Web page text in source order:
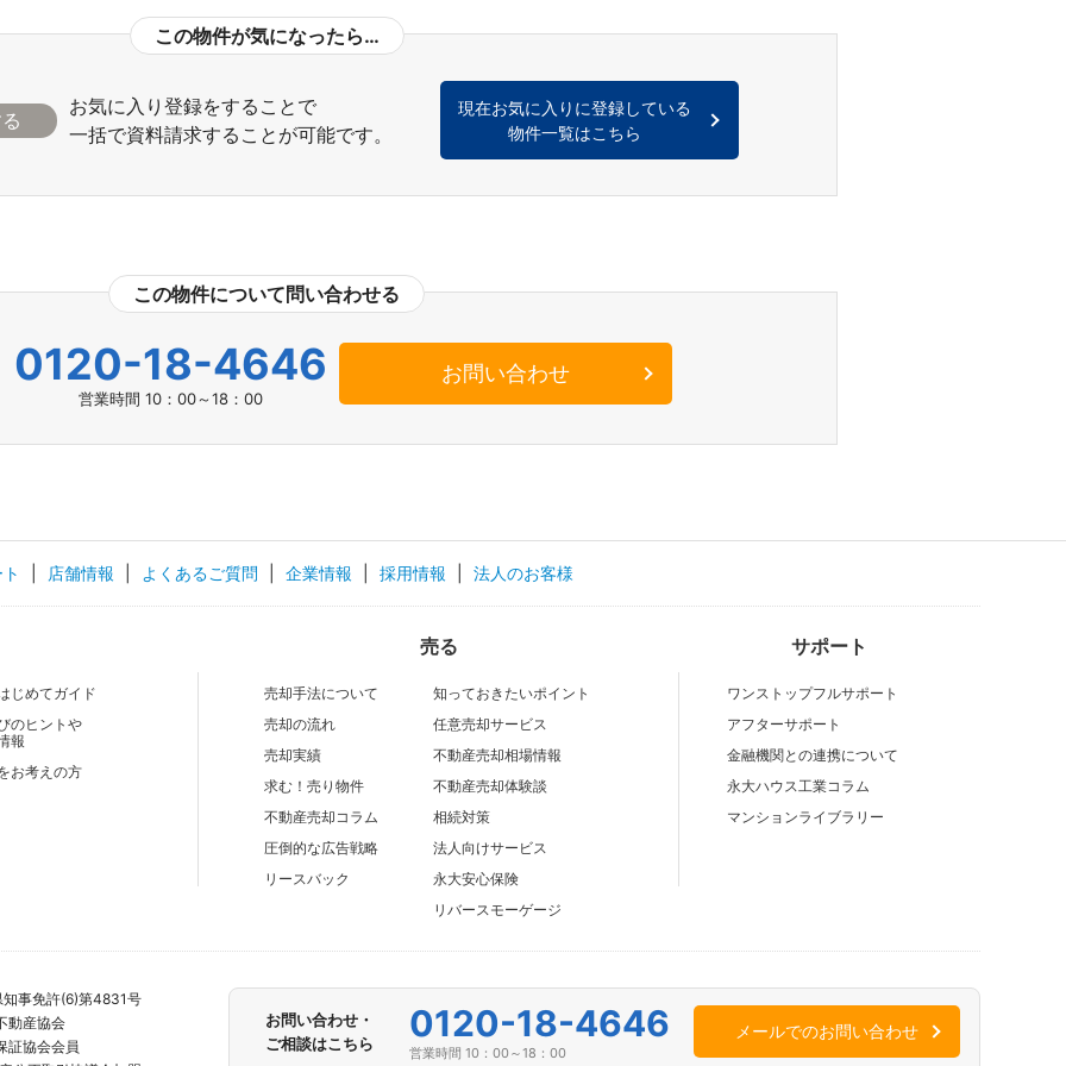
この物件が気になったら…
お気に入り登録をすることで
一括で資料請求することが可能です。
現在お気に入りに登録している
物件一覧はこちら
この物件について問い合わせる
0120-18-4646
営業時間 10：00～18：00
お問い合わせ
店舗情報 よくあるご質問 企業情報 採用情報 法人のお客様
じめてガイド
のヒントや
報
お考えの方
売る
売却手法について
売却の流れ
売却実績
求む！売り物件
不動産売却コラム
圧倒的な広告戦略
リースバック
知っておきたいポイント
任意売却サービス
不動産売却相場情報
不動産売却体験談
相続対策
法人向けサービス
永⼤安⼼保険
リバースモーゲージ
サポート
ワンストップフルサポート
アフターサポート
金融機関との連携について
永大ハウス工業コラム
マンションライブラリー
事免許(6)第4831号
動産協会
証協会会員
お問い合わせ・
ご相談はこちら
0120-18-4646
営業時間 10：00～18：00
メールでのお問い合わせ